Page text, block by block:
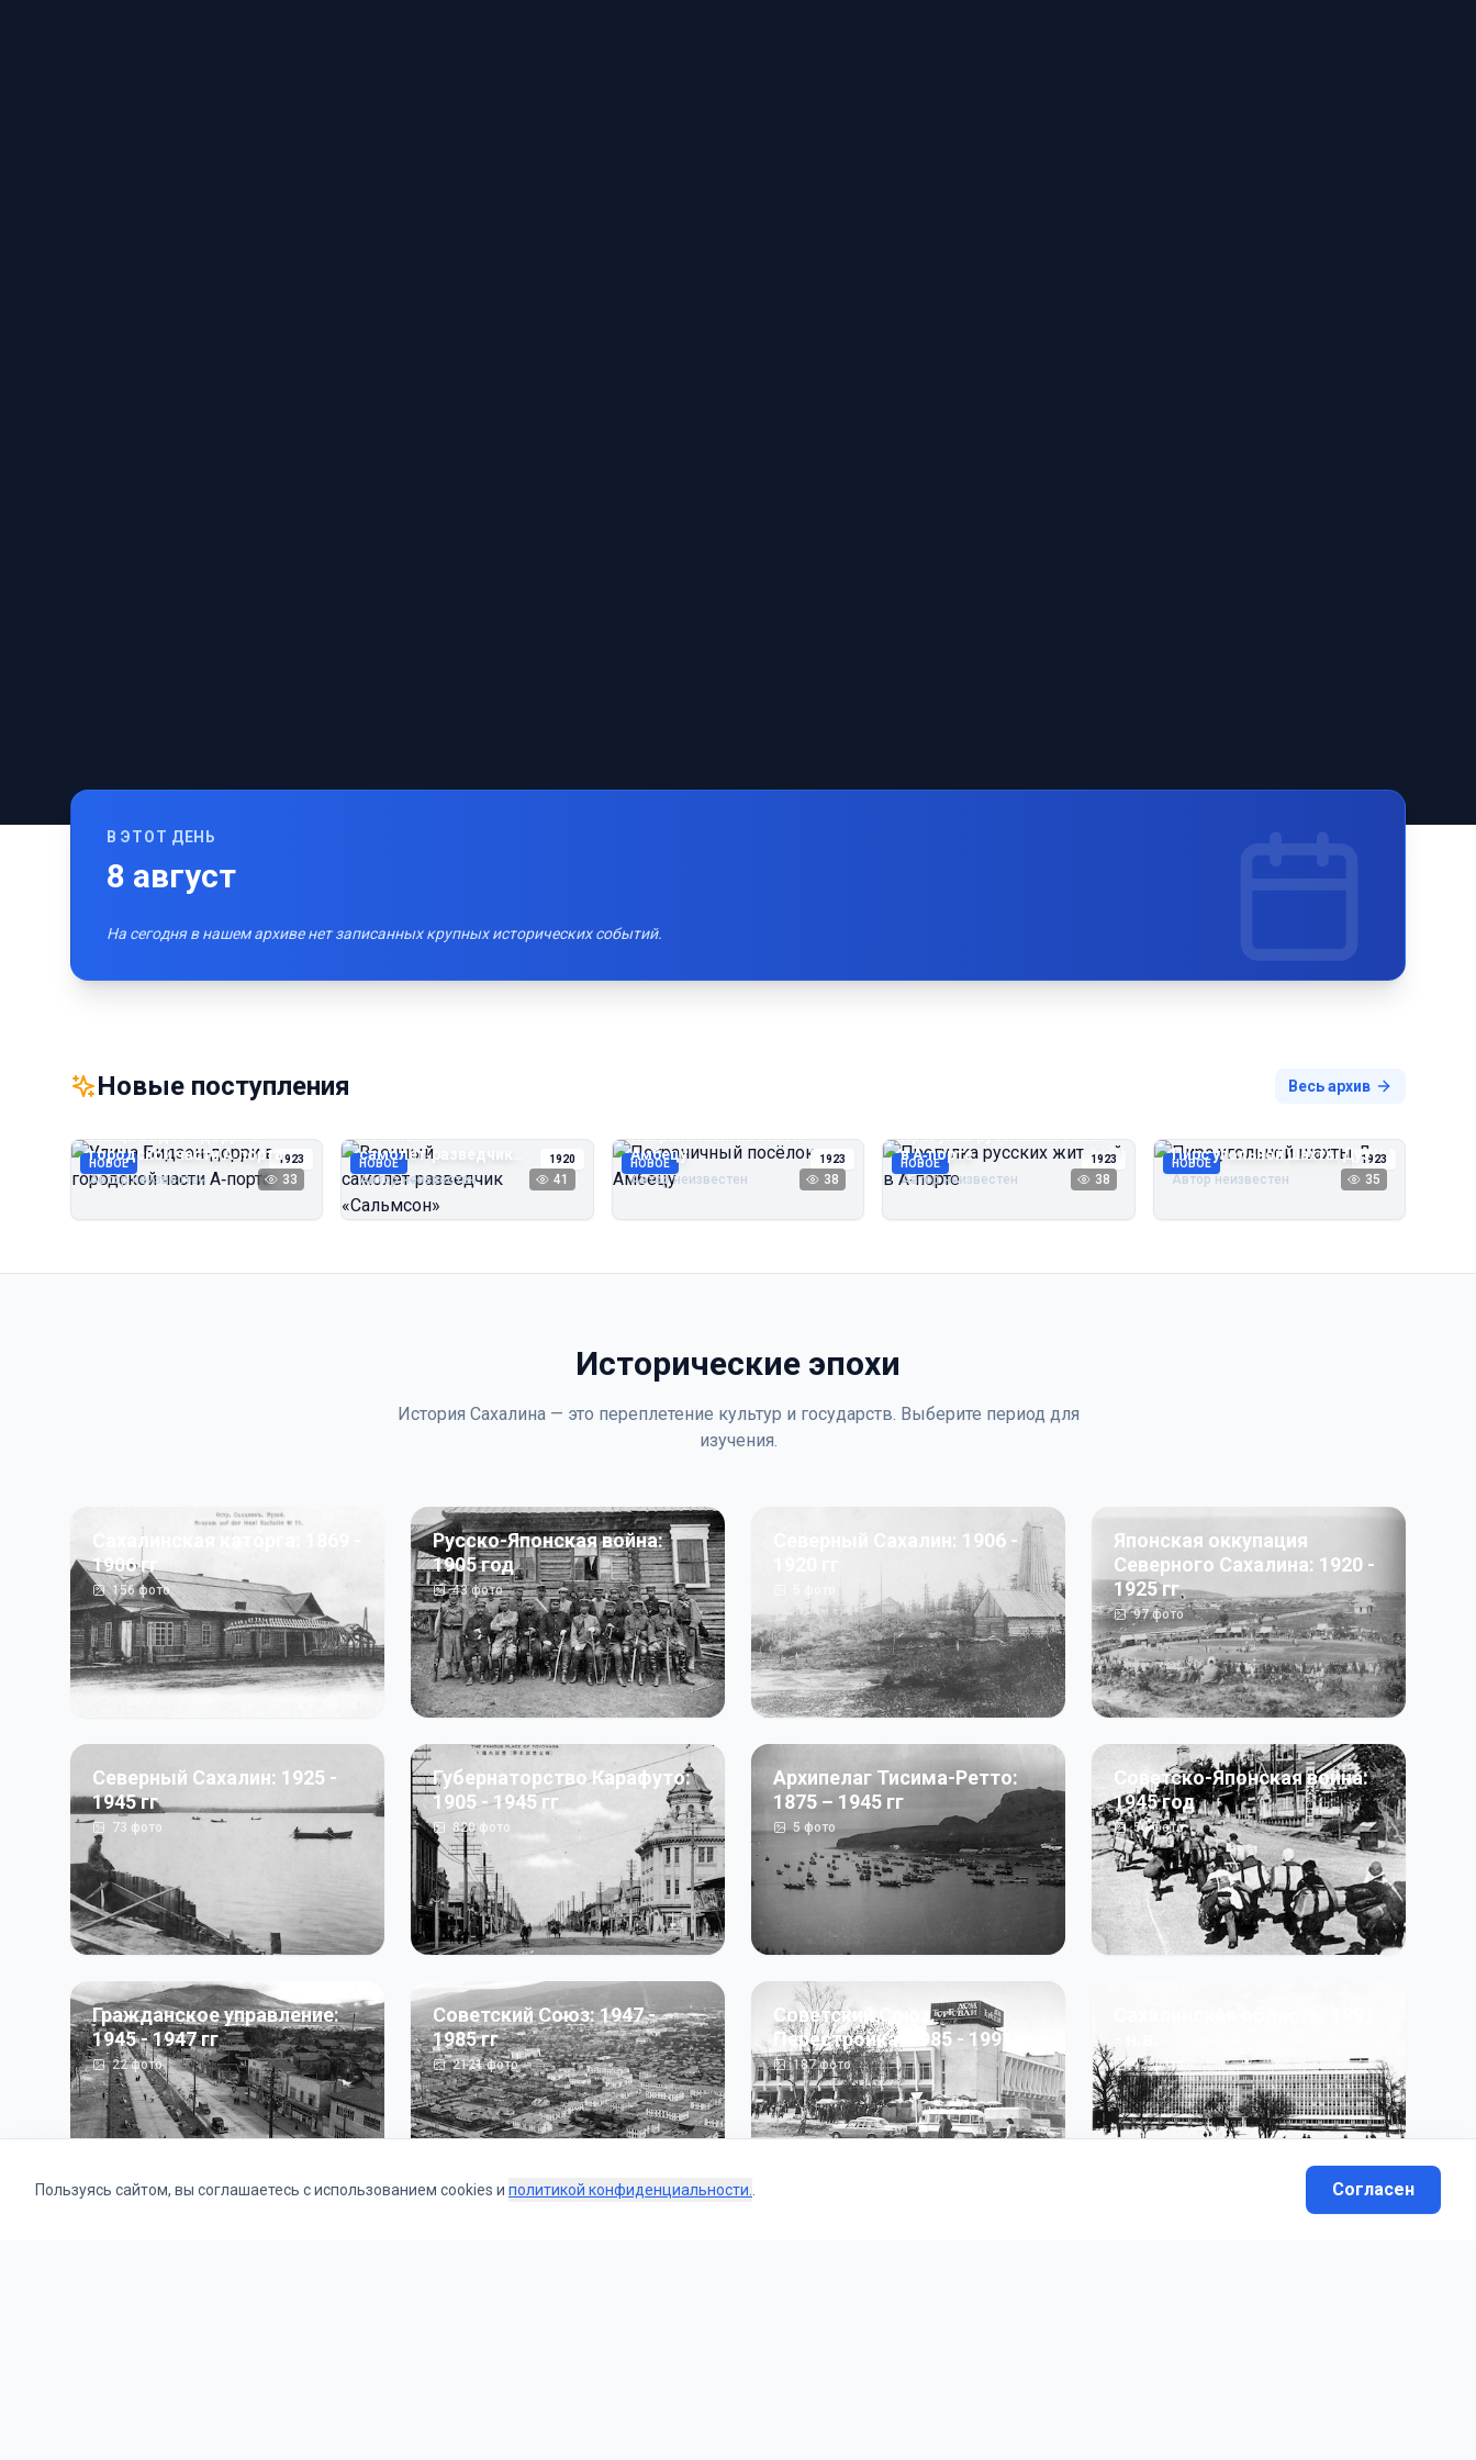
В ЭТОТ ДЕНЬ
8 август
На сегодня в нашем архиве нет записанных крупных исторических событий.
Новые поступления Весь архив
НОВОЕ 1923
Улица Бидзэн‑дорри в
городской части А‑порта
Автор неизвестен 33
НОВОЕ 1920
Военный
самолёт‑разведчик
«Сальмсон»
Автор неизвестен 41
НОВОЕ 1923
Пограничный посёлок
Амбецу
Автор неизвестен 38
НОВОЕ 1923
Прогулка русских жителей
в А‑порте
Автор неизвестен 38
НОВОЕ 1923
Пирс угольной шахты Дуэ
Автор неизвестен 35
Исторические эпохи
История Сахалина — это переплетение культур и государств. Выберите период для
изучения.
Сахалинская каторга: 1869 -
1906 гг
156фото
Русско-Японская война:
1905 год
43фото
Северный Сахалин: 1906 -
Японская оккупация
Северного Сахалина: 1920 -
1925 гг
97фото
Северный Сахалин: 1925 -
1945 гг
73 фото
Губернаторство Карафуто:
1905 - 1945 гг
820фото
Архипелаг Тисима-Ретто:
1875 – 1945 гг
5фото
Советско-Японская война:
1945 год
50фото
Гражданское управление:
1945 - 1947 гг
22фото
Советский Союз: 1947 -
1985 гг
2121фото
Советский Союз.
Перестройка: 1985 - 1991 гг
187фото 13фото
Пользуясь сайтом, вы соглашаетесь с использованием cookies и политикой конфиденциальности. Согласен